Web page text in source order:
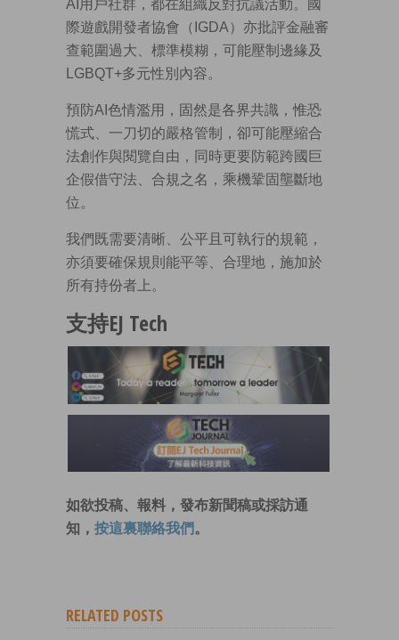
AI用戶社群，都在組織反對抗議活動。國
際遊戲開發者協會（IGDA）亦批評金融審
查範圍過大、標準模糊，可能壓制邊緣及
LGBQT+多元性別內容。
預防AI色情濫用，固然是各界共識，惟恐
慌式、一刀切的嚴格管制，卻可能壓縮合
法創作與閱覽自由，同時更要防範跨國巨
企假借守法、合規之名，乘機鞏固壟斷地
位。
我們既需要清晰、公平且可執行的規範，
亦須要確保規則能平等、合理地，施加於
所有持份者上。
支持EJ Tech
如欲投稿、報料，發布新聞稿或採訪通
知， 按這裏聯絡我們 。
RELATED POSTS